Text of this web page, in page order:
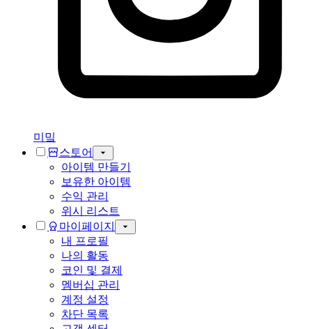
미밐
스토어
아이템 만들기
보유한 아이템
수익 관리
위시 리스트
마이페이지
내 프로필
나의 활동
코인 및 결제
멤버십 관리
계정 설정
차단 목록